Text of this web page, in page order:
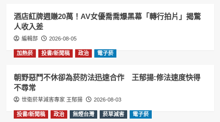
酒店紅牌週賺20萬！AV女優喬喬爆黑幕「轉行拍片」揭驚
人收入差
編輯部 2026-08-05
加熱菸 投書/新聞稿 政治 電子菸
朝野惡鬥不休卻為菸防法迅速合作 王郁揚:修法速度快得
不尋常
世衛菸草減害專家 王郁揚 2026-08-03
投書/新聞稿 政治 無煙台灣 菸草減害 電子菸